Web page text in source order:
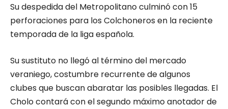
Su despedida del Metropolitano culminó con 15
perforaciones para los Colchoneros en la reciente
temporada de la liga española.
Su sustituto no llegó al término del mercado
veraniego, costumbre recurrente de algunos
clubes que buscan abaratar las posibles llegadas. El
Cholo contará con el segundo máximo anotador de